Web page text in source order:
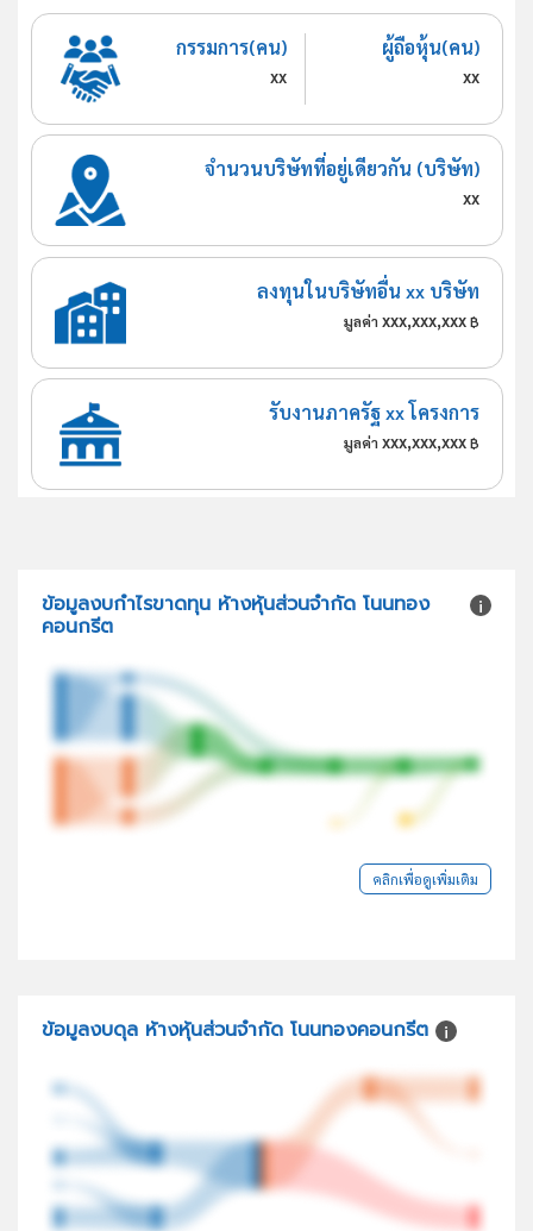
กรรมการ(คน)
xx
ผู้ถือหุ้น(คน)
xx
จำนวนบริษัทที่อยู่เดียวกัน (บริษัท)
xx
ลงทุนในบริษัทอื่น xx บริษัท
มูลค่า xxx,xxx,xxx ฿
รับงานภาครัฐ xx โครงการ
มูลค่า xxx,xxx,xxx ฿
ข้อมูลงบกำไรขาดทุน ห้างหุ้นส่วนจำกัด โนนทอง
คอนกรีต
คลิกเพื่อดูเพิ่มเติม
ข้อมูลงบดุล ห้างหุ้นส่วนจำกัด โนนทองคอนกรีต